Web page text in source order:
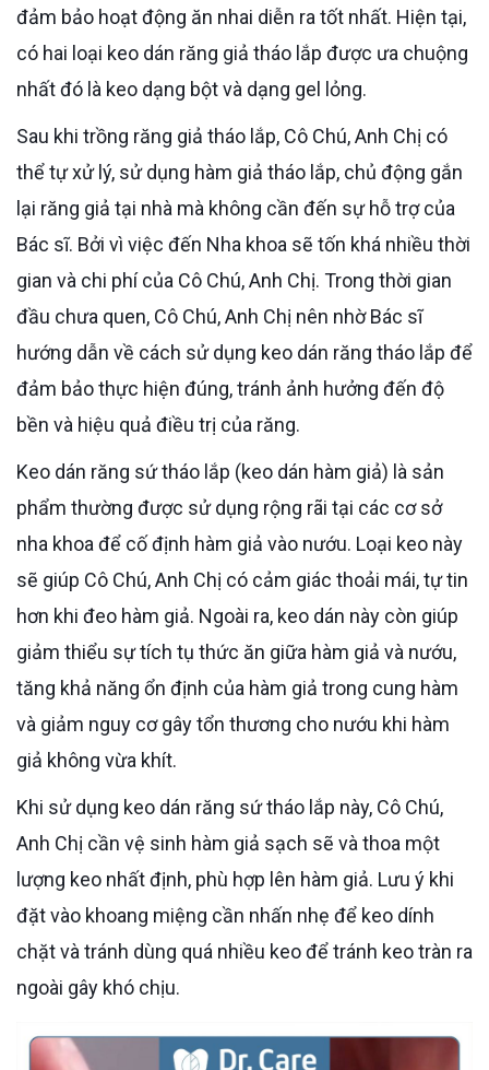
đảm bảo hoạt động ăn nhai diễn ra tốt nhất. Hiện tại,
có hai loại keo dán răng giả tháo lắp được ưa chuộng
nhất đó là keo dạng bột và dạng gel lỏng.
Sau khi trồng răng giả tháo lắp, Cô Chú, Anh Chị có
thể tự xử lý, sử dụng hàm giả tháo lắp, chủ động gắn
lại răng giả tại nhà mà không cần đến sự hỗ trợ của
Bác sĩ. Bởi vì việc đến Nha khoa sẽ tốn khá nhiều thời
gian và chi phí của Cô Chú, Anh Chị. Trong thời gian
đầu chưa quen, Cô Chú, Anh Chị nên nhờ Bác sĩ
hướng dẫn về cách sử dụng keo dán răng tháo lắp để
đảm bảo thực hiện đúng, tránh ảnh hưởng đến độ
bền và hiệu quả điều trị của răng.
Keo dán răng sứ tháo lắp (keo dán hàm giả) là sản
phẩm thường được sử dụng rộng rãi tại các cơ sở
nha khoa để cố định hàm giả vào nướu. Loại keo này
sẽ giúp Cô Chú, Anh Chị có cảm giác thoải mái, tự tin
hơn khi đeo hàm giả. Ngoài ra, keo dán này còn giúp
giảm thiểu sự tích tụ thức ăn giữa hàm giả và nướu,
tăng khả năng ổn định của hàm giả trong cung hàm
và giảm nguy cơ gây tổn thương cho nướu khi hàm
giả không vừa khít.
Khi sử dụng keo dán răng sứ tháo lắp này, Cô Chú,
Anh Chị cần vệ sinh hàm giả sạch sẽ và thoa một
lượng keo nhất định, phù hợp lên hàm giả. Lưu ý khi
đặt vào khoang miệng cần nhấn nhẹ để keo dính
chặt và tránh dùng quá nhiều keo để tránh keo tràn ra
ngoài gây khó chịu.